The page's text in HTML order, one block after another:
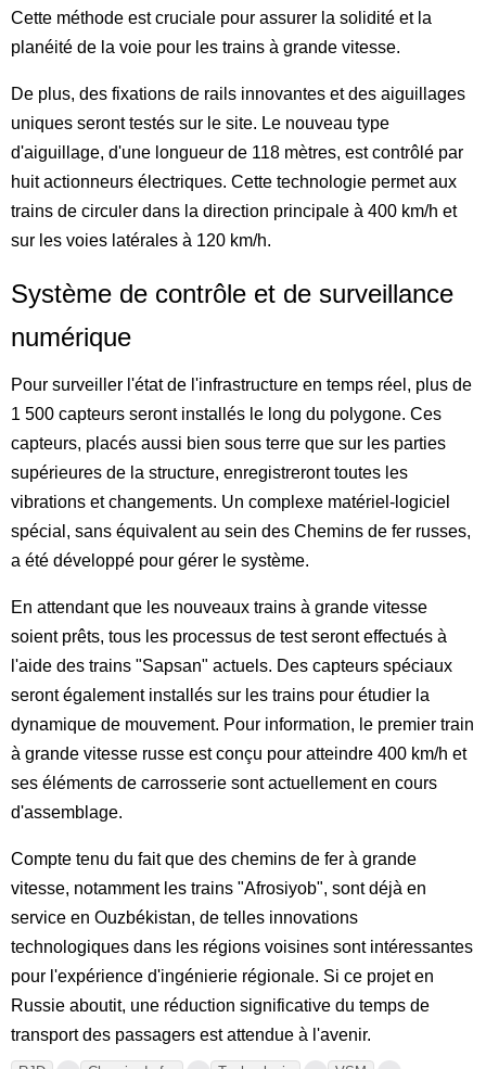
Cette méthode est cruciale pour assurer la solidité et la
planéité de la voie pour les trains à grande vitesse.
De plus, des fixations de rails innovantes et des aiguillages
uniques seront testés sur le site. Le nouveau type
d'aiguillage, d'une longueur de 118 mètres, est contrôlé par
huit actionneurs électriques. Cette technologie permet aux
trains de circuler dans la direction principale à 400 km/h et
sur les voies latérales à 120 km/h.
Système de contrôle et de surveillance
numérique
Pour surveiller l'état de l'infrastructure en temps réel, plus de
1 500 capteurs seront installés le long du polygone. Ces
capteurs, placés aussi bien sous terre que sur les parties
supérieures de la structure, enregistreront toutes les
vibrations et changements. Un complexe matériel-logiciel
spécial, sans équivalent au sein des Chemins de fer russes,
a été développé pour gérer le système.
En attendant que les nouveaux trains à grande vitesse
soient prêts, tous les processus de test seront effectués à
l'aide des trains "Sapsan" actuels. Des capteurs spéciaux
seront également installés sur les trains pour étudier la
dynamique de mouvement. Pour information, le premier train
à grande vitesse russe est conçu pour atteindre 400 km/h et
ses éléments de carrosserie sont actuellement en cours
d'assemblage.
Compte tenu du fait que des chemins de fer à grande
vitesse, notamment les trains "Afrosiyob", sont déjà en
service en Ouzbékistan, de telles innovations
technologiques dans les régions voisines sont intéressantes
pour l'expérience d'ingénierie régionale. Si ce projet en
Russie aboutit, une réduction significative du temps de
transport des passagers est attendue à l'avenir.